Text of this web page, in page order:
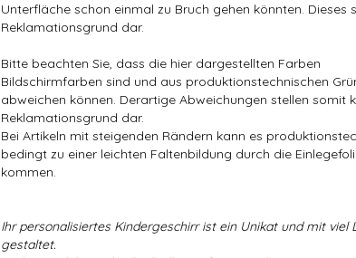
Unterfläche schon einmal zu Bruch gehen könnten. Dieses
Reklamationsgrund dar.
Bitte beachten Sie, dass die hier dargestellten Farben
Bildschirmfarben sind und aus produktionstechnischen
abweichen können. Derartige Abweichungen stellen somit
Reklamationsgrund dar.
Bei Artikeln mit steigenden Rändern kann es
bedingt zu einer leichten Faltenbildung durch die
kommen.
Ihr personalisiertes Kindergeschirr ist ein Unikat und mit viel
gestaltet.